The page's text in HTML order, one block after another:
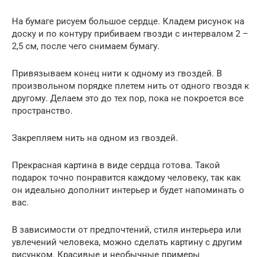
На бумаге рисуем большое сердце. Кладем рисунок на
доску и по контуру прибиваем гвозди с интервалом 2 –
2,5 см, после чего снимаем бумагу.
Привязываем конец нити к одному из гвоздей. В
произвольном порядке плетем нить от одного гвоздя к
другому. Делаем это до тех пор, пока не покроется все
пространство.
Закрепляем нить на одном из гвоздей.
Прекрасная картина в виде сердца готова. Такой
подарок точно понравится каждому человеку, так как
он идеально дополнит интерьер и будет напоминать о
вас.
В зависимости от предпочтений, стиля интерьера или
увлечений человека, можно сделать картину с другим